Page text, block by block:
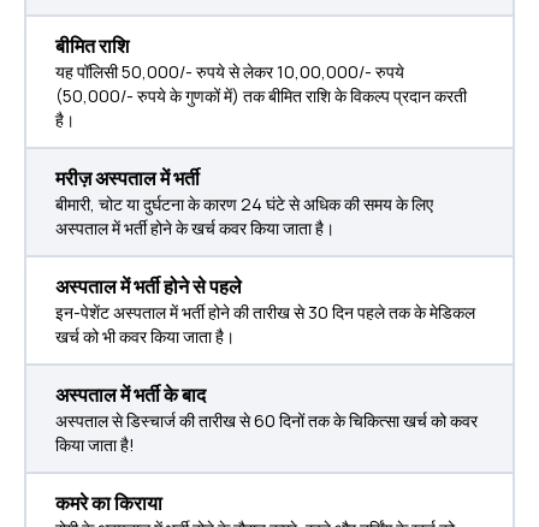
बीमित राशि
यह पॉलिसी 50,000/- रुपये से लेकर 10,00,000/- रुपये
(50,000/- रुपये के गुणकों में) तक बीमित राशि के विकल्प प्रदान करती
है।
मरीज़ अस्पताल में भर्ती
बीमारी, चोट या दुर्घटना के कारण 24 घंटे से अधिक की समय के लिए
अस्पताल में भर्ती होने के खर्च कवर किया जाता है।
अस्पताल में भर्ती होने से पहले
इन-पेशेंट अस्पताल में भर्ती होने की तारीख से 30 दिन पहले तक के मेडिकल
खर्च को भी कवर किया जाता है।
अस्पताल में भर्ती के बाद
अस्पताल से डिस्चार्ज की तारीख से 60 दिनों तक के चिकित्सा खर्च को कवर
किया जाता है!
कमरे का किराया